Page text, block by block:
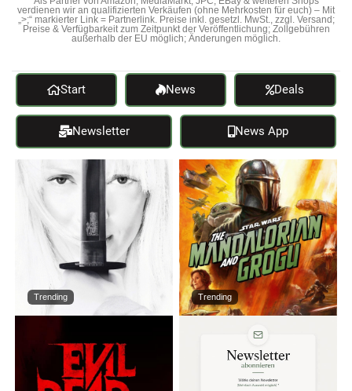
verdienen wir an qualifizierten Verkäufen (ohne Mehrkosten für euch) – Mit
„>;“ markierter Link = Partnerlink. Preise inkl. gesetzl. MwSt., zzgl. Versand;
Preise & Verfügbarkeit zum Zeitpunkt der Veröffentlichung; Zollgebühren
außerhalb der EU möglich; Änderungen möglich.
Start News Deals
Newsletter News App
Trending Trending